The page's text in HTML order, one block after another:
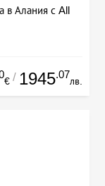
в Алания с All
€ / 1945.07
лв.